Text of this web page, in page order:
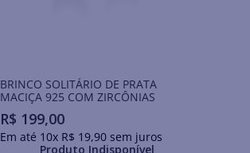
BRINCO SOLITÁRIO DE PRATA
MACIÇA 925 COM ZIRCÔNIAS
R$ 199,00
Em até 10x R$ 19,90 sem juros
Produto Indisponível